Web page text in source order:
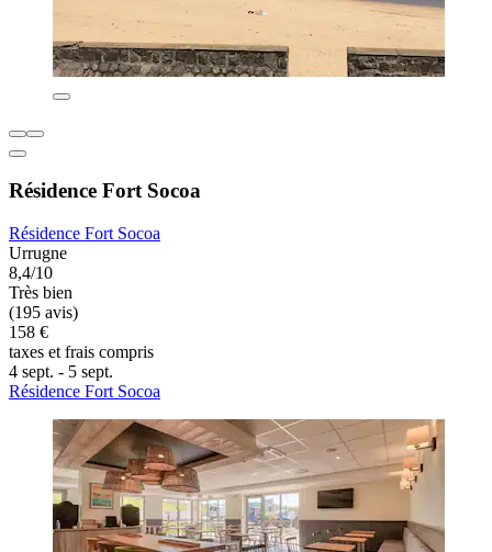
Résidence Fort Socoa
Résidence Fort Socoa
Urrugne
8,4/10
Très bien
(195 avis)
158 €
taxes et frais compris
4 sept. - 5 sept.
Résidence Fort Socoa